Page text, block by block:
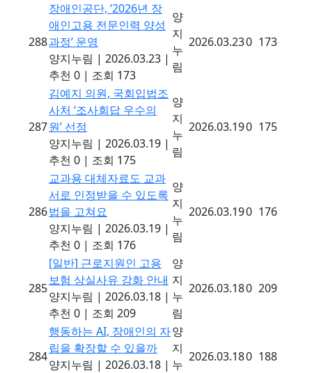
288
장애인공단, ‘2026년 장
애인고용 전문인력 양성
과정’ 운영
양지누림 | 2026.03.23 |
추천 0 | 조회 173
양
지
누
림
2026.03.230 173
287
김예지 의원, 국회입법조
사처 ‘조사회답 우수의
원’ 선정
양지누림 | 2026.03.19 |
추천 0 | 조회 175
양
지
누
림
2026.03.190 175
286
교과용 대체자료도 교과
서로 인정받을 수 있도록
법을 고쳐요
양지누림 | 2026.03.19 |
추천 0 | 조회 176
양
지
누
림
2026.03.190 176
285
[일반] 근로지원인 고용
보험 상실사유 강화 안내
양지누림 | 2026.03.18 |
추천 0 | 조회 209
양
지
누
림
2026.03.180 209
284
행동하는 AI, 장애인의 자
립을 확장할 수 있을까
양지누림 | 2026.03.18 |
양
지
누
2026.03.180 188